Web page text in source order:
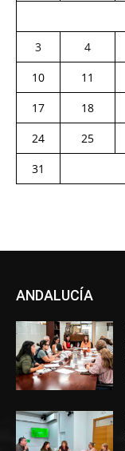
3
4
10
11
17
18
24
25
31
ANDALUCÍA